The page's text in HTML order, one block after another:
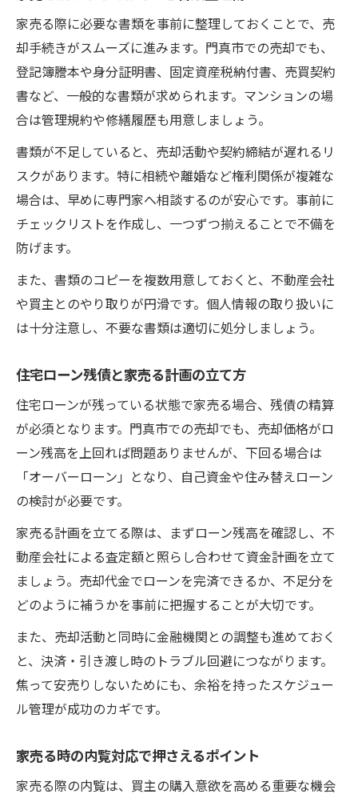
家売る際に必要な書類を事前に整理しておくことで、売
却手続きがスムーズに進みます。門真市での売却でも、
登記簿謄本や身分証明書、固定資産税納付書、売買契約
書など、一般的な書類が求められます。マンションの場
合は管理規約や修繕履歴も用意しましょう。
書類が不足していると、売却活動や契約締結が遅れるリ
スクがあります。特に相続や離婚など権利関係が複雑な
場合は、早めに専門家へ相談するのが安心です。事前に
チェックリストを作成し、一つずつ揃えることで不備を
防げます。
また、書類のコピーを複数用意しておくと、不動産会社
や買主とのやり取りが円滑です。個人情報の取り扱いに
は十分注意し、不要な書類は適切に処分しましょう。
住宅ローン残債と家売る計画の立て方
住宅ローンが残っている状態で家売る場合、残債の精算
が必須となります。門真市での売却でも、売却価格がロ
ーン残高を上回れば問題ありませんが、下回る場合は
「オーバーローン」となり、自己資金や住み替えローン
の検討が必要です。
家売る計画を立てる際は、まずローン残高を確認し、不
動産会社による査定額と照らし合わせて資金計画を立て
ましょう。売却代金でローンを完済できるか、不足分を
どのように補うかを事前に把握することが大切です。
また、売却活動と同時に金融機関との調整も進めておく
と、決済・引き渡し時のトラブル回避につながります。
焦って安売りしないためにも、余裕を持ったスケジュー
ル管理が成功のカギです。
家売る時の内覧対応で押さえるポイント
家売る際の内覧は、買主の購入意欲を高める重要な機会